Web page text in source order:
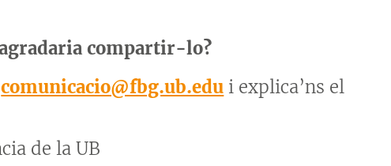
compartir-lo?
comunicacio@fbg.ub.edu i explica’ns el
de la UB